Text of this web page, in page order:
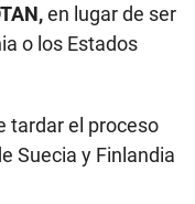
en lugar de ser
o los Estados
tardar el proceso
Suecia y Finlandia